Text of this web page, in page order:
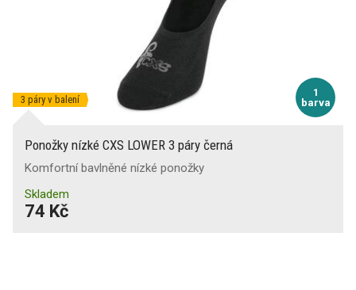
1
barva
3 páry v balení
Ponožky nízké CXS LOWER 3 páry černá
Komfortní bavlněné nízké ponožky
Skladem
74 Kč